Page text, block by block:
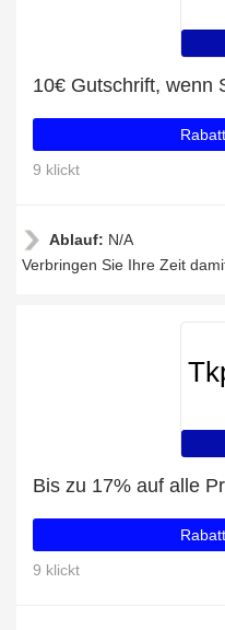
9 klickt
Ablauf: N/A
Verbringen Sie Ihre Zeit
Bis zu 17% auf alle
9 klickt